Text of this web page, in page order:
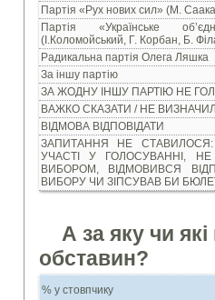
Партія «Рух нових сил» (М.
Партія «Українське
(І.Коломойський, Г. Корбан, Б.
Радикальна партія Олега Ляшка
За іншу партію
ЗА ЖОДНУ ІНШУ ПАРТІЮ НЕ
ВАЖКО СКАЗАТИ / НЕ
ВІДМОВА ВІДПОВІДАТИ
ЗАПИТАННЯ НЕ
УЧАСТІ У ГОЛОСУВАННІ,
ВИБОРОМ, ВІДМОВИВСЯ
ВИБОРУ ЧИ ЗІПСУВАВ БИ
А за яку чи
обставин?
% у стовпчику